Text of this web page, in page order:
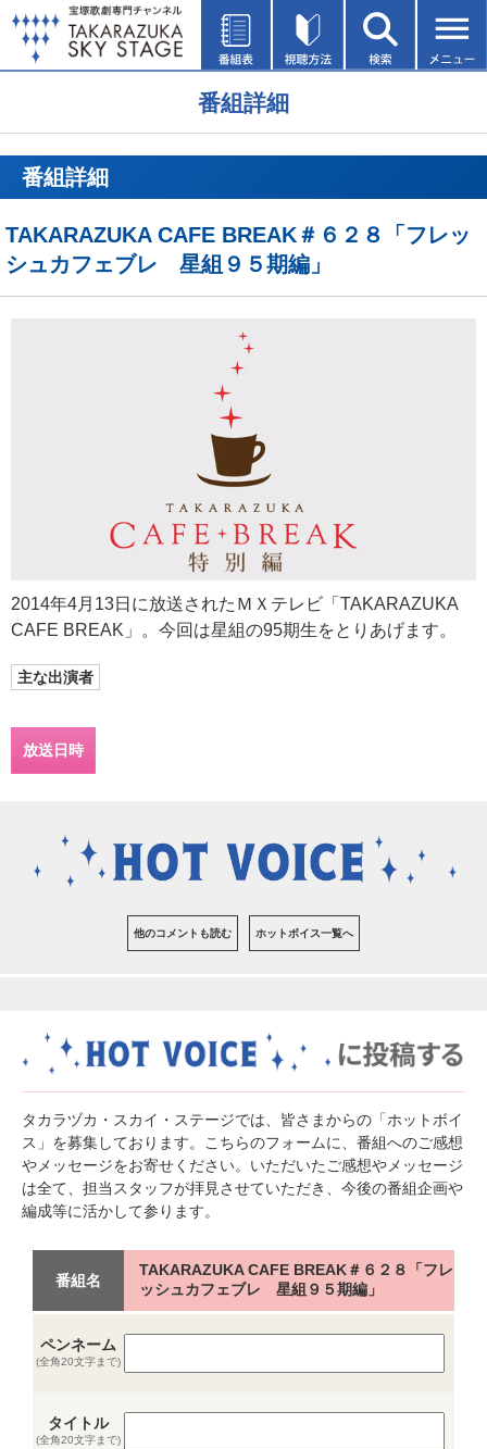
番組詳細
番組詳細
TAKARAZUKA CAFE BREAK＃６２８「フレッ
シュカフェブレ 星組９５期編」
2014年4月13日に放送されたＭＸテレビ「TAKARAZUKA
CAFE BREAK」。今回は星組の95期生をとりあげます。
主な出演者
放送日時
他のコメントも読む ホットボイス一覧へ
タカラヅカ・スカイ・ステージでは、皆さまからの「ホットボイ
ス」を募集しております。こちらのフォームに、番組へのご感想
やメッセージをお寄せください。いただいたご感想やメッセージ
は全て、担当スタッフが拝見させていただき、今後の番組企画や
編成等に活かして参ります。
番組名
TAKARAZUKA CAFE BREAK＃６２８「フレ
ッシュカフェブレ 星組９５期編」
ペンネーム
(全角20文字まで)
タイトル
(全角20文字まで)